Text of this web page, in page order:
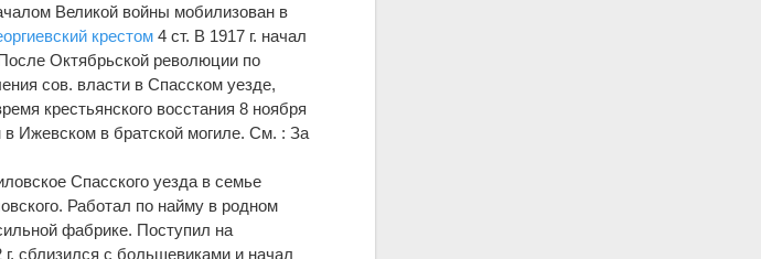
Великой войны мобилизован в
крестом 4 ст. В 1917 г. начал
Октябрьской революции по
сов. власти в Спасском уезде,
крестьянского восстания 8 ноября
Ижевском в братской могиле. См. : За
Спасского уезда в семье
Работал по найму в родном
фабрике. Поступил на
сблизился с большевиками и начал